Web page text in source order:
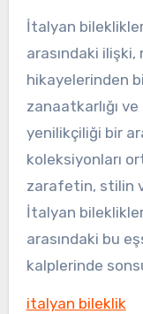
İtalyan
arasındaki ilişki,
hikayelerinden
zanaatkarlığı
yenilikçiliği bir
koleksiyonları
zarafetin, stilin
İtalyan
arasındaki bu
kalplerinde
italyan bileklik